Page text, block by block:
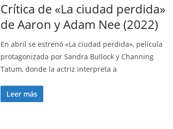
Crítica de «La ciudad perdida»
de Aaron y Adam Nee (2022)
En abril se estrenó «La ciudad perdida», película
protagonizada por Sandra Bullock y Channing
Tatum, donde la actriz interpreta a
Leer más